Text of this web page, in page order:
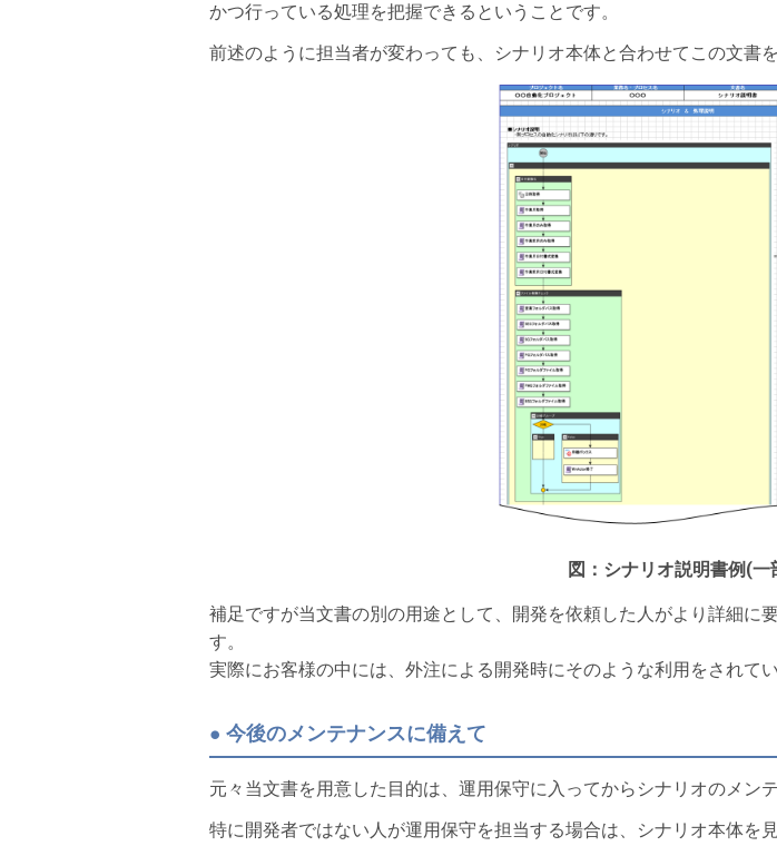
かつ行っている処理を把握できるということです。
前述のように担当者が変わっても、シナリオ本体と合わせてこの文書
図：シナリオ説明書例(
補足ですが当文書の別の用途として、開発を依頼した人がより詳細に
す。
実際にお客様の中には、外注による開発時にそのような利用をされて
● 今後のメンテナンスに備えて
元々当文書を用意した目的は、運用保守に入ってからシナリオのメン
特に開発者ではない人が運用保守を担当する場合は、シナリオ本体